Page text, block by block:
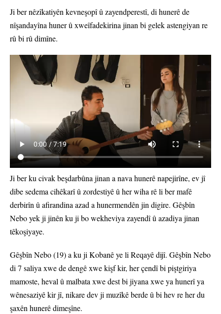
Ji ber nêzîkatiyên kevneşopî û zayendperestî, di hunerê de
nîşandayîna huner û xweîfadekirina jinan bi gelek astengiyan re
rû bi rû dimîne.
Ji ber ku civak beşdarbûna jinan a nava hunerê napejirîne, ev jî
dibe sedema cihêkarî û zordestiyê û her wiha rê li ber mafê
derbirîn û afirandina azad a hunermendên jin digire. Gêşbîn
Nebo yek ji jinên ku ji bo wekheviya zayendî û azadiya jinan
têkoşiyaye.
Gêşbîn Nebo (19) a ku ji Kobanê ye li Reqayê dijî. Gêşbîn Nebo
di 7 saliya xwe de dengê xwe kişf kir, her çendî bi piştgiriya
mamoste, heval û malbata xwe dest bi jiyana xwe ya hunerî ya
wênesaziyê kir jî, nikare dev ji muzîkê berde û bi hev re her du
şaxên hunerê dimeşîne.